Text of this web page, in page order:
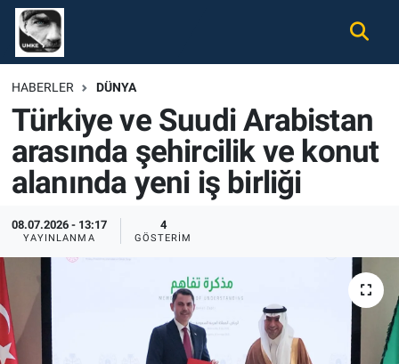
HABERLER DÜNYA
Türkiye ve Suudi Arabistan
arasında şehircilik ve konut
alanında yeni iş birliği
08.07.2026 - 13:17
YAYINLANMA
4
GÖSTERIM
Gündem
Ekonomi
Spor
Tüm Haberler
İletişim
Künye
Nöbetçi Eczaneler
Hava Durumu
Namaz Vakitleri
Trafik Durumu
Süper Lig Puan Durumu ve Fikstür
Tüm Manşetler
Son Dakika Haberleri